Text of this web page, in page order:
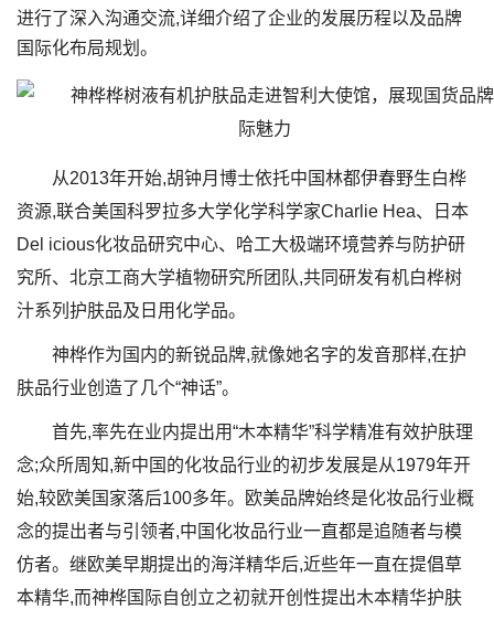
进行了深入沟通交流,详细介绍了企业的发展历程以及品牌
国际化布局规划。
从2013年开始,胡钟月博士依托中国林都伊春野生白桦
资源,联合美国科罗拉多大学化学科学家Charlie Hea、日本
Del icious化妆品研究中心、哈工大极端环境营养与防护研
究所、北京工商大学植物研究所团队,共同研发有机白桦树
汁系列护肤品及日用化学品。
神桦作为国内的新锐品牌,就像她名字的发音那样,在护
肤品行业创造了几个“神话”。
首先,率先在业内提出用“木本精华”科学精准有效护肤理
念;众所周知,新中国的化妆品行业的初步发展是从1979年开
始,较欧美国家落后100多年。欧美品牌始终是化妆品行业概
念的提出者与引领者,中国化妆品行业一直都是追随者与模
仿者。继欧美早期提出的海洋精华后,近些年一直在提倡草
本精华,而神桦国际自创立之初就开创性提出木本精华护肤